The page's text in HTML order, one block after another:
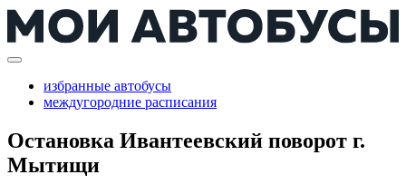
избранные автобусы
междугородние расписания
Остановка Ивантеевский поворот г.
Мытищи